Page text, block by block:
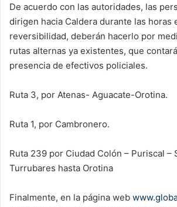
De acuerdo con las autoridades, las
dirigen hacia Caldera durante las horas
reversibilidad, deberán hacerlo por
rutas alternas ya existentes, que
presencia de efectivos policiales.
Ruta 3, por Atenas- Aguacate-Orotina.
Ruta 1, por Cambronero.
Ruta 239 por Ciudad Colón – Puriscal –
Turrubares hasta Orotina
Finalmente, en la página web